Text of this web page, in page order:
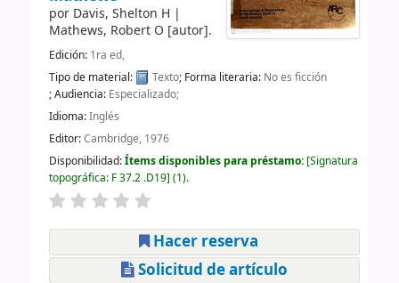
por Davis, Shelton H |
Mathews, Robert O [autor].
Edición: 1ra ed,
Tipo de material:
Texto; Forma literaria: No es ficción
; Audiencia: Especializado;
Idioma:Inglés
Editor:Cambridge, 1976
Disponibilidad:Ítems disponibles para préstamo: Signatura
topográfica: F 37.2 .D19 (1).
Hacer reserva
Solicitud de artículo